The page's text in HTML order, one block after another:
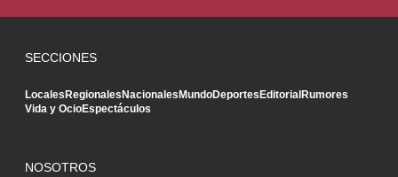
SECCIONES
Locales Regionales Nacionales MundoDeportes Editorial Rumores
Vida y OcioEspectáculos
NOSOTROS